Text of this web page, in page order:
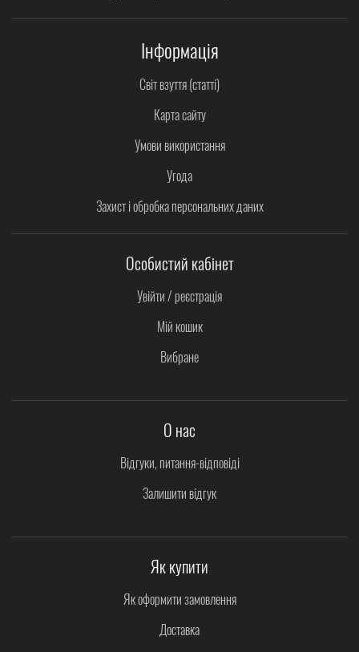
Інформація
Світ взуття (статті)
Карта сайту
Умови використання
Угода
Захист і обробка персональних даних
Особистий кабінет
Увійти / реєстрація
Мій кошик
Вибране
О нас
Відгуки, питання-відповіді
Залишити відгук
Як купити
Як оформити замовлення
Доставка